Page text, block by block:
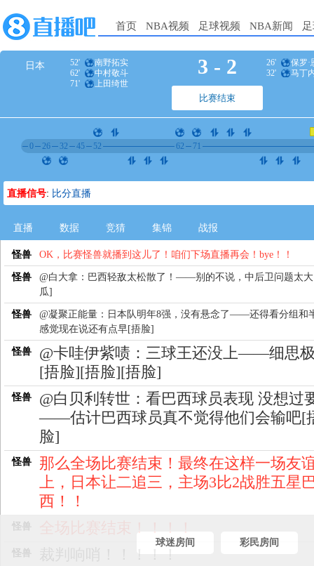
首页 NBA视频 足球视频 NBA新闻
日本 52'
南野拓实
62'
中村敬斗
71'
上田绮世
3 - 2
比赛结束
26'
保罗·
32'
马丁
0 26 32 45 52 62 71
直播信号: 比分直播
直播 数据 竞猜 集锦 战报
怪兽 OK，比赛怪兽就播到这儿了！咱们下场直播再会！bye！！
怪兽
@白大拿：巴西轻敌太松散了！——别的不说，中后卫问题太
瓜]
怪兽
@凝聚正能量：日本队明年8强，没有悬念了——还得看分组和
感觉现在说还有点早[捂脸]
怪兽
@卡哇伊紫啧：三球王还没上——细思
[捂脸][捂脸][捂脸]
怪兽
@白贝利转世：看巴西球员表现 没想过
——估计巴西球员真不觉得他们会输吧[
脸]
怪兽
那么全场比赛结束！最终在这样一场友
上，日本让二追三，主场3比2战胜五星
西！！
怪兽
怪兽 裁判响哨！！！！！
球迷房间 彩民房间